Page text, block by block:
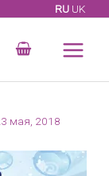
RU UK
мая, 2018